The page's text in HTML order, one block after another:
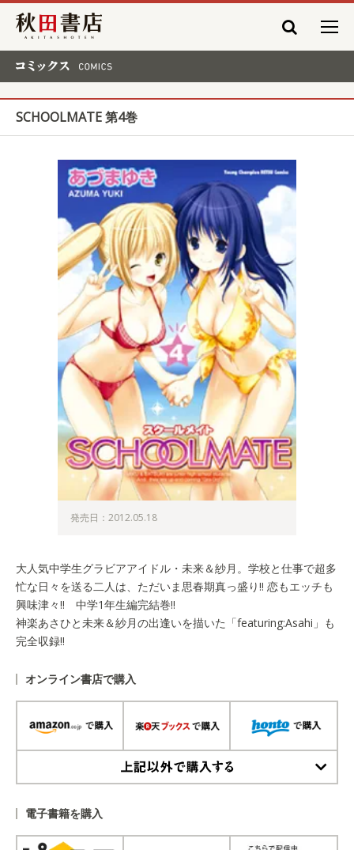
秋田書店
SCHOOLMATE 第4巻
発売日：2012.05.18
大人気中学生グラビアアイドル・未来＆紗月。学校と仕事で超多
忙な日々を送る二人は、ただいま思春期真っ盛り!! 恋もエッチも
興味津々!! 中学1年生編完結巻!!
神楽あさひと未来＆紗月の出逢いを描いた「featuring:Asahi」も
完全収録!!
オンライン書店で購入
電子書籍を購入